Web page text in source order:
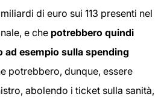
di euro sui 113 presenti nel
e che potrebbero quindi
ad esempio sulla spending
potrebbero, dunque, essere
abolendo i ticket sulla sanità,